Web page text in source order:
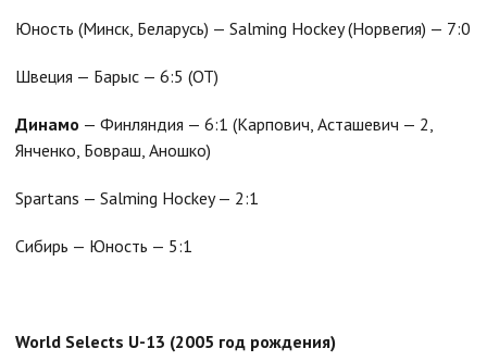
Юность (Минск, Беларусь) — Salming Hockey (Норвегия) — 7:0
Швеция — Барыс — 6:5 (ОТ)
Динамо — Финляндия — 6:1 (Карпович, Асташевич — 2,
Янченко, Бовраш, Аношко)
Spartans — Salming Hockey — 2:1
Сибирь — Юность — 5:1
World Selects U-13 (2005 год рождения)